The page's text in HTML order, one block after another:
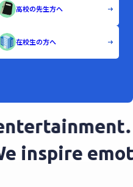
高校の先生方へ
在校生の方へ
We inspire